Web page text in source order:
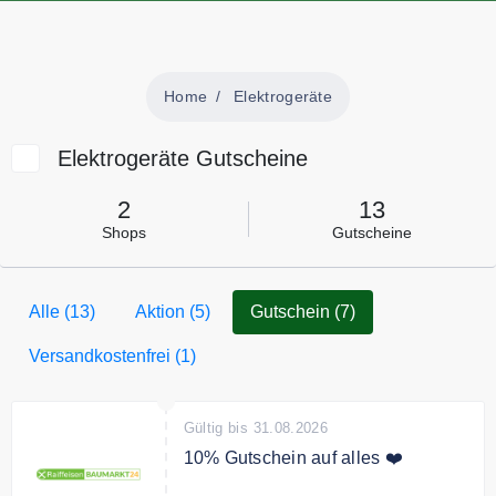
Home Elektrogeräte
Elektrogeräte Gutscheine
2
Shops
13
Gutscheine
Alle (13) Aktion (5) Gutschein (7)
Versandkostenfrei (1)
Gültig bis 31.08.2026
10% Gutschein auf alles ❤️